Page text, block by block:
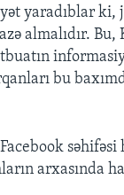
yaradıblar ki,
almalıdır.
bu
səhifəsi
arxasında